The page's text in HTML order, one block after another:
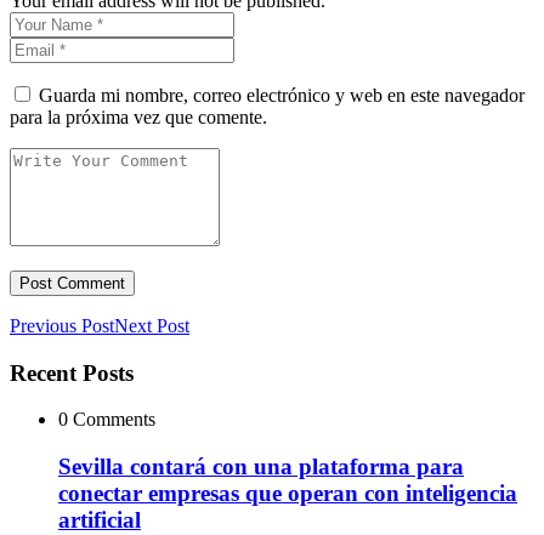
Guarda mi nombre, correo electrónico y web en este navegador
para la próxima vez que comente.
Previous PostNext Post
Recent Posts
0 Comments
Sevilla contará con una plataforma para
conectar empresas que operan con inteligencia
artificial